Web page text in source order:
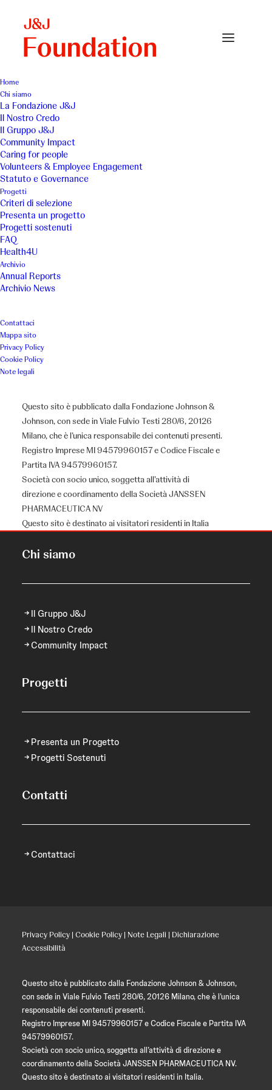
Home
Chi siamo
La Fondazione J&J
Il Nostro Credo
Il Gruppo J&J
Community Impact
Caring for people
Volunteers & Employee Engagement
Statuto e Governance
Progetti
Criteri di selezione
Presenta un progetto
Progetti sostenuti
FAQ
Health4U
Archivio
Annual Reports
Archivio News
Contattaci
Mappa sito
Privacy Policy
Cookie Policy
Note legali
Questo sito è pubblicato dalla Fondazione Johnson &
Johnson, con sede in Viale Fulvio Testi 280/6, 20126
Milano, che è l’unica responsabile dei contenuti presenti.
Registro Imprese MI 94579960157 e Codice Fiscale e
Partita IVA 94579960157.
Società con socio unico, soggetta all’attività di
direzione e coordinamento della Società JANSSEN
PHARMACEUTICA NV
Questo sito è destinato ai visitatori residenti in Italia
Chi siamo
Il Gruppo J&J
Il Nostro Credo
Community Impact
Progetti
Presenta un Progetto
Progetti Sostenuti
Contatti
Contattaci
Privacy Policy | Cookie Policy | Note Legali | Dichiarazione
Accessibilità
Questo sito è pubblicato dalla Fondazione Johnson & Johnson,
con sede in Viale Fulvio Testi 280/6, 20126 Milano, che è l’unica
responsabile dei contenuti presenti.
Registro Imprese MI 94579960157 e Codice Fiscale e Partita IVA
94579960157.
Società con socio unico, soggetta all’attività di direzione e
coordinamento della Società JANSSEN PHARMACEUTICA NV.
Questo sito è destinato ai visitatori residenti in Italia.